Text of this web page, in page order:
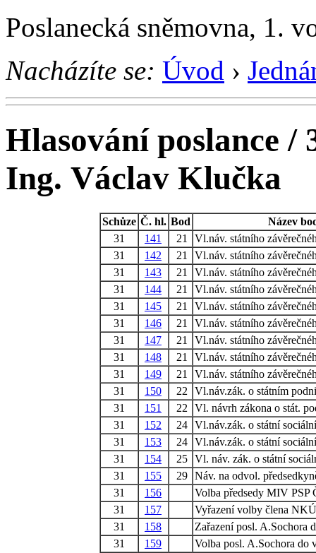
Poslanecká sněmovna, 1.
Nacházíte se: Úvod ›
Hlasování poslance /
Ing. Václav Klučka
Schůze Č. hl. Bod
Název
31
141 21
Vl.náv. státního
31
142 21
Vl.náv. státního
31
143 21
Vl.náv. státního
31
144 21
Vl.náv. státního
31
145 21
Vl.náv. státního
31
146 21
Vl.náv. státního
31
147 21
Vl.náv. státního
31
148 21
Vl.náv. státního
31
149 21
Vl.náv. státního
31
150 22
Vl.náv.zák. o státním
31
151 22
Vl. návrh zákona o stát.
31
152 24 Vl.náv.zák. o státní
31
153 24 Vl.náv.zák. o státní
31
154 25 Vl. náv. zák. o státní
31
155 29 Náv. na odvol.
31
156
Volba předsedy MIV PSP
31
157
Vyřazení volby člena NKÚ
31
158
Zařazení posl. A.Sochora
31
159
Volba posl. A.Sochora do